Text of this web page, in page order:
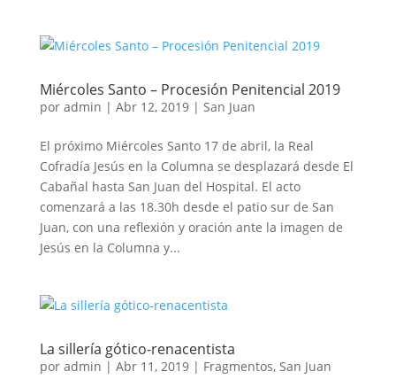
Miércoles Santo – Procesión Penitencial 2019
por admin | Abr 12, 2019| San Juan
El próximo Miércoles Santo 17 de abril, la Real
Cofradía Jesús en la Columna se desplazará desde El
Cabañal hasta San Juan del Hospital. El acto
comenzará a las 18.30h desde el patio sur de San
Juan, con una reflexión y oración ante la imagen de
Jesús en la Columna y...
La sillería gótico-renacentista
por admin | Abr 11, 2019| Fragmentos, San Juan